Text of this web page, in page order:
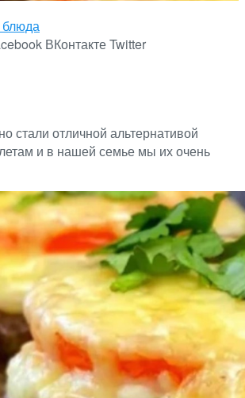
ВКонтактеTwitter
стали отличной альтернативой
и в нашей семье мы их очень